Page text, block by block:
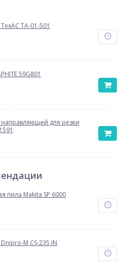
ТА-01-501
59G801
направляющей для резки
пила Makita SP 6000
M CS-235 IN